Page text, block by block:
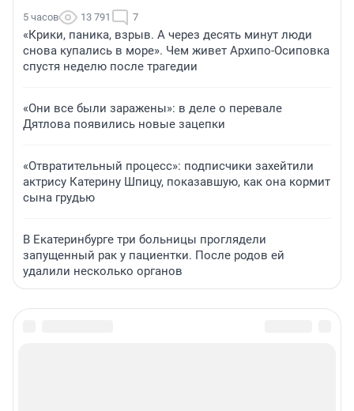
5 часов 13 791 7
«Крики, паника, взрыв. А через десять минут люди
снова купались в море». Чем живет Архипо-Осиповка
спустя неделю после трагедии
«Они все были заражены»: в деле о перевале
Дятлова появились новые зацепки
«Отвратительный процесс»: подписчики захейтили
актрису Катерину Шпицу, показавшую, как она кормит
сына грудью
В Екатеринбурге три больницы проглядели
запущенный рак у пациентки. После родов ей
удалили несколько органов